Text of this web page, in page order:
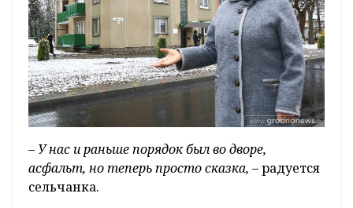
– У нас и раньше порядок был во дворе,
асфальт, но теперь просто сказка, – радуется
сельчанка.